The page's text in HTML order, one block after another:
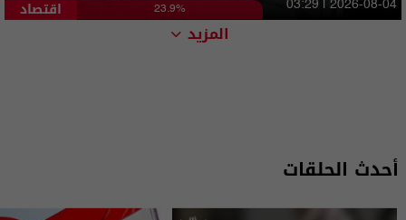
اقتصاد 23.9% 03:29 | 2026-08-04
المزيد
أحدث الحلقات